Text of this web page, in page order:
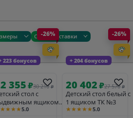
Сроки доставки
223 бонусов
-26%
355₽30 210 ₽
стол с
ящиком
сосны ТК №7
5.0
+ 204 бонусов
-26%
20 402₽27 570 ₽
Детский стол белый с
1 ящиком ТК №3
★★★★★5.0